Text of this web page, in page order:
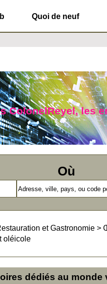
Quoi de neuf
ColonelReyel, les
Où
et Gastronomie >
oléicole
dédiés au